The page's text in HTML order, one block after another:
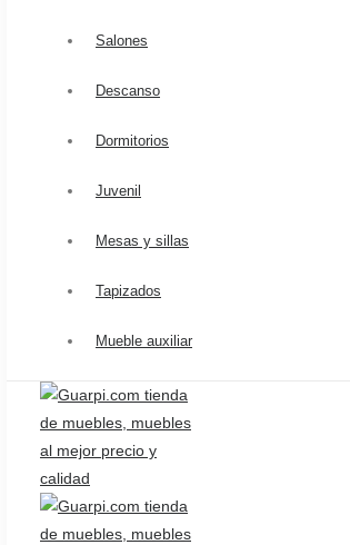
Salones
Descanso
Dormitorios
Juvenil
Mesas y sillas
Tapizados
Mueble auxiliar
Servicios
Productos
Blog
Proyectos